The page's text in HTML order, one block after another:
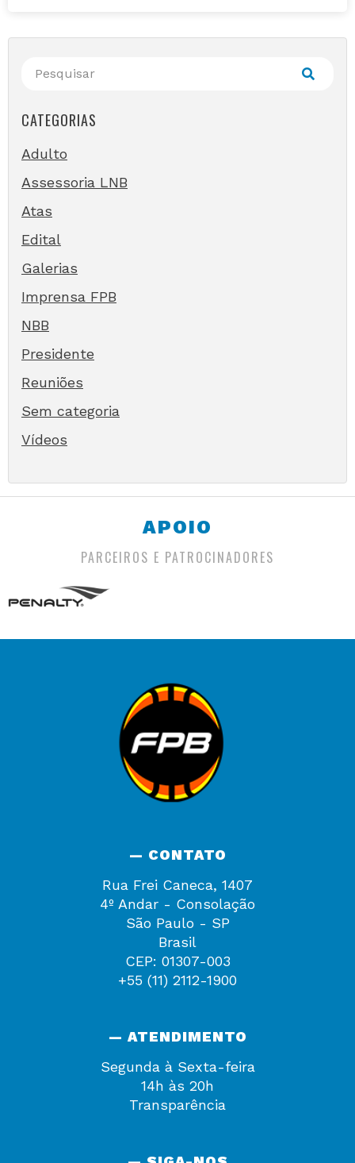
CATEGORIAS
Adulto
Assessoria LNB
Atas
Edital
Galerias
Imprensa FPB
NBB
Presidente
Reuniões
Sem categoria
Vídeos
APOIO
PARCEIROS E PATROCINADORES
— CONTATO
Rua Frei Caneca, 1407
4º Andar - Consolação
São Paulo - SP
Brasil
CEP: 01307-003
+55 (11) 2112-1900
— ATENDIMENTO
Segunda à Sexta-feira
14h às 20h
Transparência